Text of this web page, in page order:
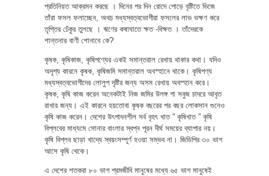
প্রতিনিয়ত আক্রমন করছে । দিনের পর দিন রোদে পোড়ে বৃষ্টিতে ভিজে
তাঁরা ফসল ফলাচ্ছেন, অথচ মধ্যস্বত্বভোগীরা ফসলের লাভ ভক্ষণ করে
তৃপ্তির ঢেঁকুর তুলছে । ঋণের কষাঘাতে ক্ষত -বিক্ষত । তাঁদেরকে
শান্তনার বাণী শোনাবে কে?
কৃষক, কৃষিকাজ, কৃষিপণ্যের একই সমান্তরাল রেখায় থাকার কথা। যদিও
অদৃশ্য কারনে কৃষক, কৃষিজমি সমান্তরাল অবস্হানে থাকে। কৃষিপণ্য
মধ্যস্বত্বভোগীদের লোলুপ দৃষ্টির জন্য অসম রেখায় অবস্হান করে।
কৃষক, কৃষি কাজ করেন অনেকটাই নিজ জমির উলঙ্গ গা সবুজ চাদরে আবৃত
রাখার জন্য। এই কারনে হয়তোবা কৃষক বছরের পর বছর লোকসান গুনেও
কৃষি কাজ করেন। দেশের উৎপাদনশীল সর্ব বৃহৎ খাত ” কৃষিখাত ” কৃষি
বিপ্লবের মাধ্যমে সোনার বাংলার স্বপ্ন পূরন দীর্ঘ সময়ের ব্যাপার নয়।
কৃষি বিপ্লব ছাড়া খাদ্যে স্বয়ংসম্পূর্ণ হওয়া সম্ভব না। জিডিপির ৩০ ভাগ
আসে কৃষি থেকে।
এ দেশের শতকরা ৮০ ভাগ শ্রমজীবি মানুষের মধ্যে ৬৫ ভাগ মানুষেই